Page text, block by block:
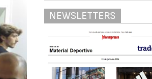
NEWSLETTERS